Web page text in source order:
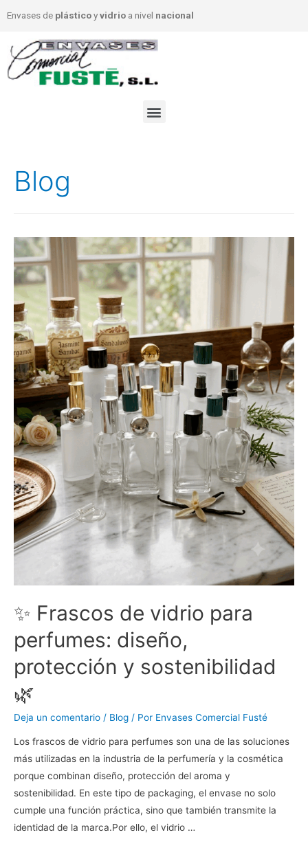
Envases de plásticoyvidrio a nivel nacional
Blog
✨ Frascos de vidrio para
perfumes: diseño,
protección y sostenibilidad
🌿
Deja un comentario / Blog / Por Envases Comercial Fusté
Los frascos de vidrio para perfumes son una de las soluciones
más utilizadas en la industria de la perfumería y la cosmética
porque combinan diseño, protección del aroma y
sostenibilidad. En este tipo de packaging, el envase no solo
cumple una función práctica, sino que también transmite la
identidad de la marca.Por ello, el vidrio …